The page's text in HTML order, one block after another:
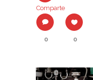
Comparte
0 0